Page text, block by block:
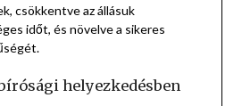
csökkentve az állásuk
időt, és növelve a sikeres
helyezkedésben